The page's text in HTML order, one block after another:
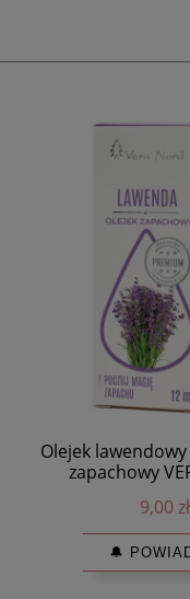
Olejek
zapachowy
9,00 zł
🔔